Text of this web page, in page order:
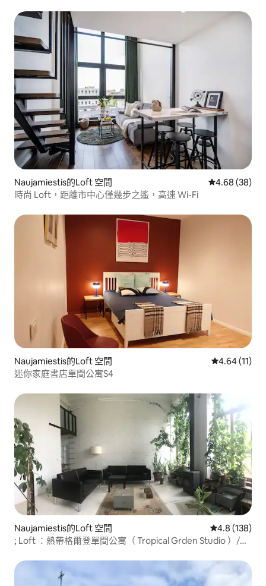
Naujamiestis的Loft 空間 從 38 則評價
4.68 (38)
時尚 Loft，距離市中心僅幾步之遙，高速 Wi-Fi
Naujamiestis的Loft 空間 從 11 則評價
4.64 (11)
迷你家庭書店單間公寓S4
Naujamiestis的Loft 空間 從 138 則評
4.8 (138)
; Loft ：熱帶格爾登單間公寓（ Tropical Grden Studio ）/配